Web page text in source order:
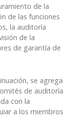
de la
de las funciones
la auditoría
de la
de garantía de
se agrega
de auditoría
con la
a los miembros